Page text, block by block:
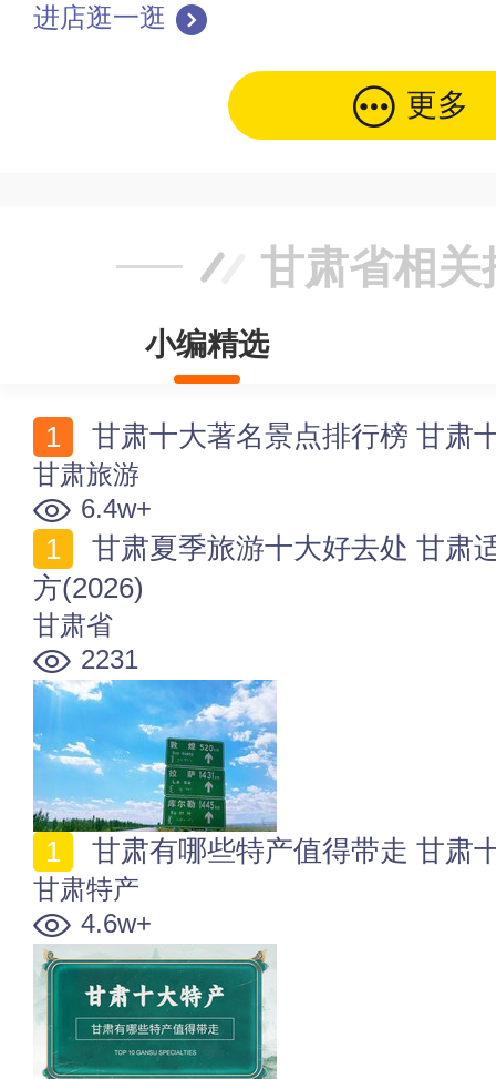
进店逛一逛
更多
甘肃省相关
小编精选
甘肃十大著名景点排行榜 甘肃
甘肃旅游
6.4w+
方(2026)
甘肃省
2231
甘肃有哪些特产值得带走 甘肃
甘肃特产
4.6w+